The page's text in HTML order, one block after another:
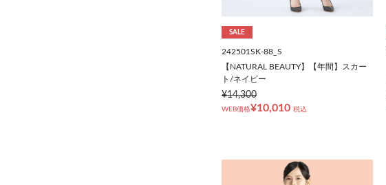
SALE
242501SK-88_S
【NATURAL BEAUTY】【年間】スカー
ト/ネイビー
¥14,300
WEB価格¥10,010 税込